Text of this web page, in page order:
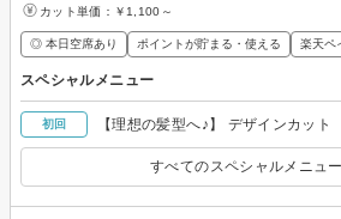
カット単価： ￥1,100～
◎ 本日空席あり ポイントが貯まる・使える 楽天ペ
スペシャルメニュー
初回 【理想の髪型へ♪】 デザインカット
すべてのスペシャルメニュ